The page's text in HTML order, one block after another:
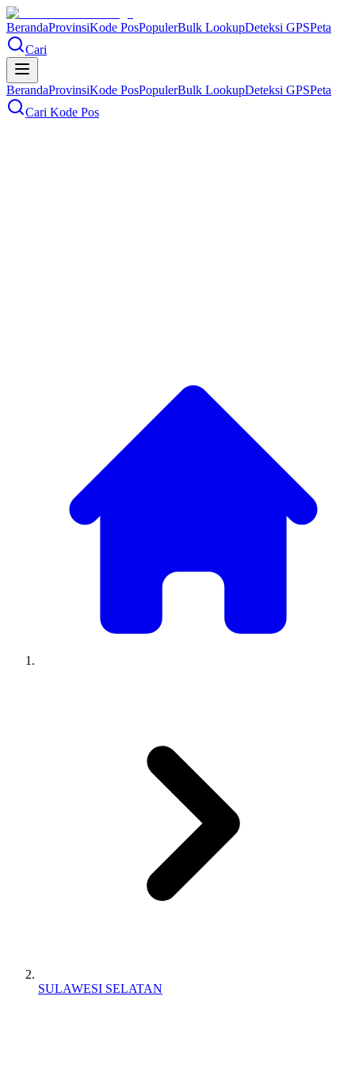
BerandaProvinsiKode PosPopulerBulk LookupDeteksi GPSPeta
Cari
BerandaProvinsiKode PosPopulerBulk LookupDeteksi GPSPeta
Cari Kode Pos
SULAWESI SELATAN